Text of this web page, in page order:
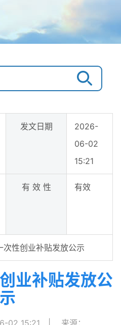
发文日期
2026-
06-02
15:21
有 效 性 有效
次性创业补贴发放公示
业补贴发放公
示
02 15:21 来源：